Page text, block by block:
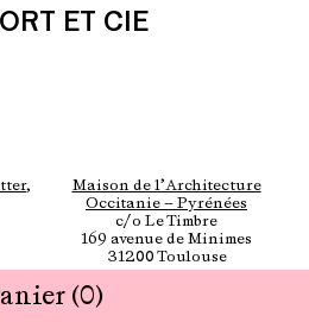
ET CIE
(0)
,
Maison de l’Architecture
Occitanie — Pyrénées
c/o Le Timbre
169 avenue de Minimes
31200 Toulouse